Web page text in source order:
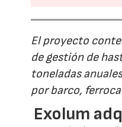
El proyecto
de gestión de
toneladas
por barco,
Exolum